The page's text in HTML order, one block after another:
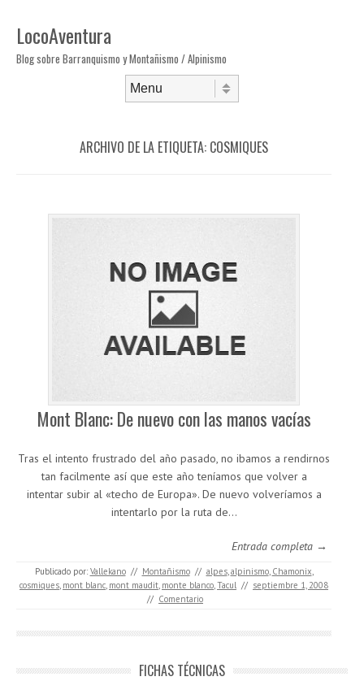
LocoAventura
Blog sobre Barranquismo y Montañismo / Alpinismo
ARCHIVO DE LA ETIQUETA: COSMIQUES
Mont Blanc: De nuevo con las manos vacías
Tras el intento frustrado del año pasado, no ibamos a rendirnos
tan facilmente así que este año teníamos que volver a
intentar subir al «techo de Europa». De nuevo volveríamos a
intentarlo por la ruta de…
Entrada completa →
Publicado por: Vallekano // Montañismo // alpes,alpinismo, Chamonix,
cosmiques, mont blanc, mont maudit, monte blanco,Tacul // septiembre 1, 2008
// Comentario
FICHAS TÉCNICAS